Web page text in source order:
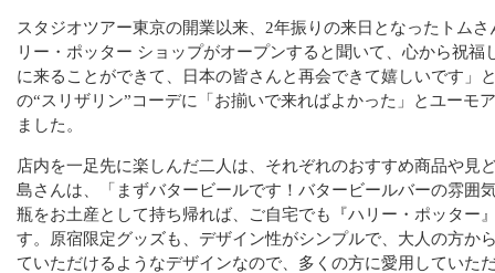
スタジオツアー東京の開業以来、2年振りの来日となったトム
リー・ポッター ショップがオープンすると聞いて、心から祝福
に来ることができて、日本の皆さんと再会できて嬉しいです」
の“スリザリン”コーデに「お揃いで来ればよかった」とユーモ
ました。
店内を一足先に楽しんだ二人は、それぞれのおすすめ商品や見
島さんは、「まずバタービールです！バタービールバーの雰囲
瓶をお土産として持ち帰れば、ご自宅でも『ハリー・ポッター
す。原宿限定グッズも、デザイン性がシンプルで、大人の方か
ていただけるようなデザインなので、多くの方に愛用していた